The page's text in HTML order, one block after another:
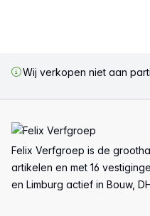
Wij verkopen niet aan
Felix Verfgroep is de
artikelen en met 16
en Limburg actief in Bouw,